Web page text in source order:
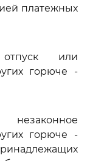
платежных
или
горюче -
горюче -